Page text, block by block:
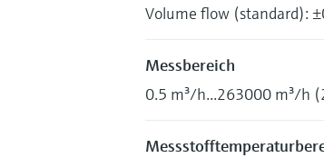
Volume flow (standard):
Messbereich
0.5 m³/h...263000 m³/h